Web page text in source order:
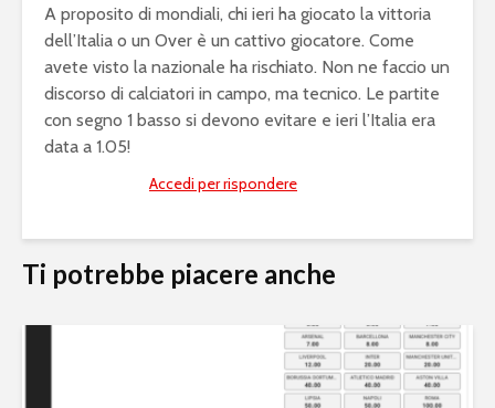
A proposito di mondiali, chi ieri ha giocato la vittoria
dell’Italia o un Over è un cattivo giocatore. Come
avete visto la nazionale ha rischiato. Non ne faccio un
discorso di calciatori in campo, ma tecnico. Le partite
con segno 1 basso si devono evitare e ieri l’Italia era
data a 1.05!
Accedi per rispondere
Ti potrebbe piacere anche